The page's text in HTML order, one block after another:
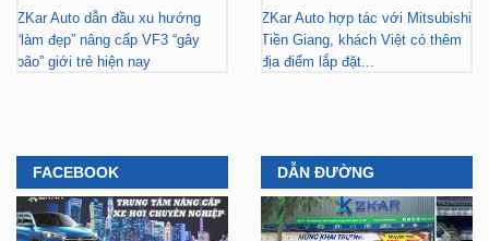
ZKar Auto dẫn đầu xu hướng
“làm đẹp” nâng cấp VF3 “gây
bão” giới trẻ hiện nay
ZKar Auto hợp tác với Mitsubishi
Tiền Giang, khách Việt có thêm
địa điểm lắp đặt...
FACEBOOK DẪN ĐƯỜNG